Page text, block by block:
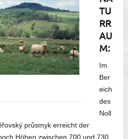
TU
RR
AU
M:
Im
Ber
eich
des
Noll
průsmyk erreicht der
Höhen zwischen 700 und 730